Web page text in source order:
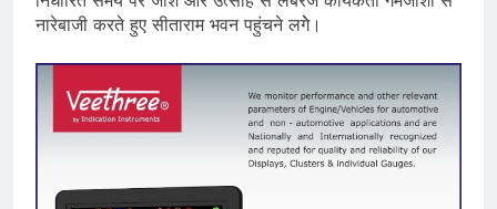
नारेबाजी करते हुए सीताराम भवन पहुंचने लगेे।